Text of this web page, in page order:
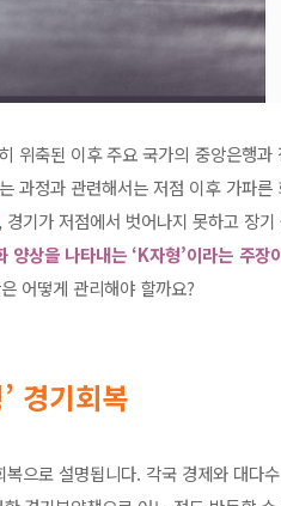
위축된 이후 주요 국가의 중앙은행
과정과 관련해서는 저점 이후 가파른
, 경기가 저점에서 벗어나지 못하고 장
양상을 나타내는 ‘K자형’이라는 주장
어떻게 관리해야 할까요?
경기회복
으로 설명됩니다. 각국 경제와 대다